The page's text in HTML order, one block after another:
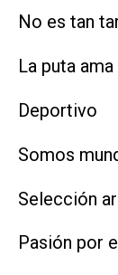
No es tan
La puta
Deportivo
Somos
Selección
Pasión por